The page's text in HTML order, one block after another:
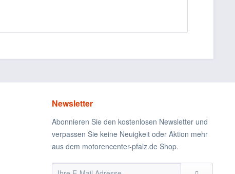
Newsletter
Abonnieren Sie den kostenlosen Newsletter und
verpassen Sie keine Neuigkeit oder Aktion mehr
aus dem motorencenter-pfalz.de Shop.